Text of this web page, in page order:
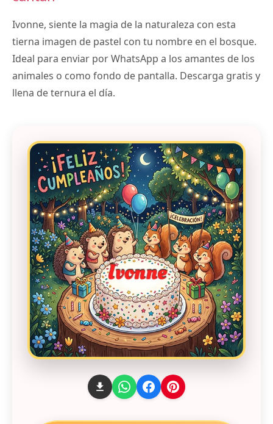
Ivonne, siente la magia de la naturaleza con esta
tierna imagen de pastel con tu nombre en el bosque.
Ideal para enviar por WhatsApp a los amantes de los
animales o como fondo de pantalla. Descarga gratis y
llena de ternura el día.